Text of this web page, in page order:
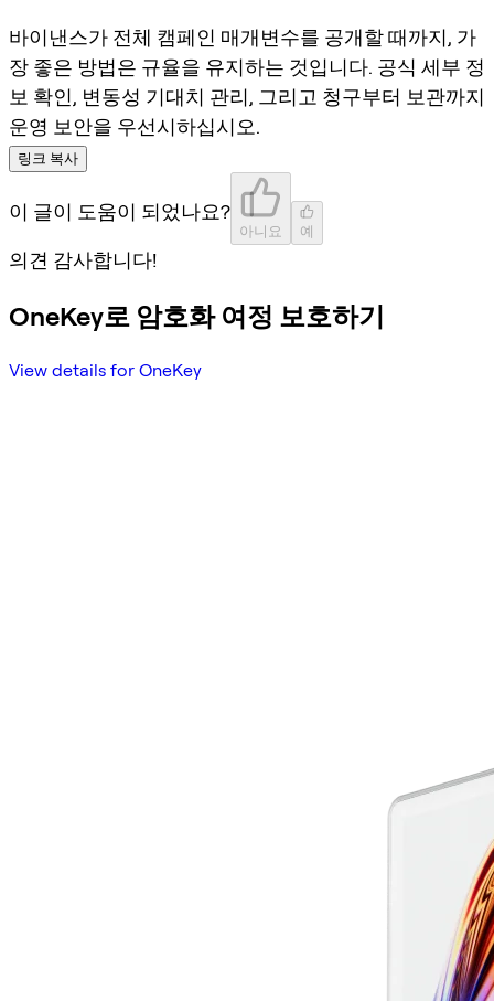
바이낸스가 전체 캠페인 매개변수를 공개할 때까지, 가
장 좋은 방법은 규율을 유지하는 것입니다. 공식 세부 정
보 확인, 변동성 기대치 관리, 그리고 청구부터 보관까지
운영 보안을 우선시하십시오.
링크 복사
이 글이 도움이 되었나요?
아니요 예
의견 감사합니다!
OneKey로 암호화 여정 보호하기
View details for OneKey